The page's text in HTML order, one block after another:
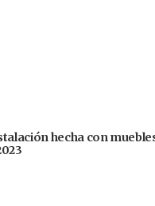
hecha con